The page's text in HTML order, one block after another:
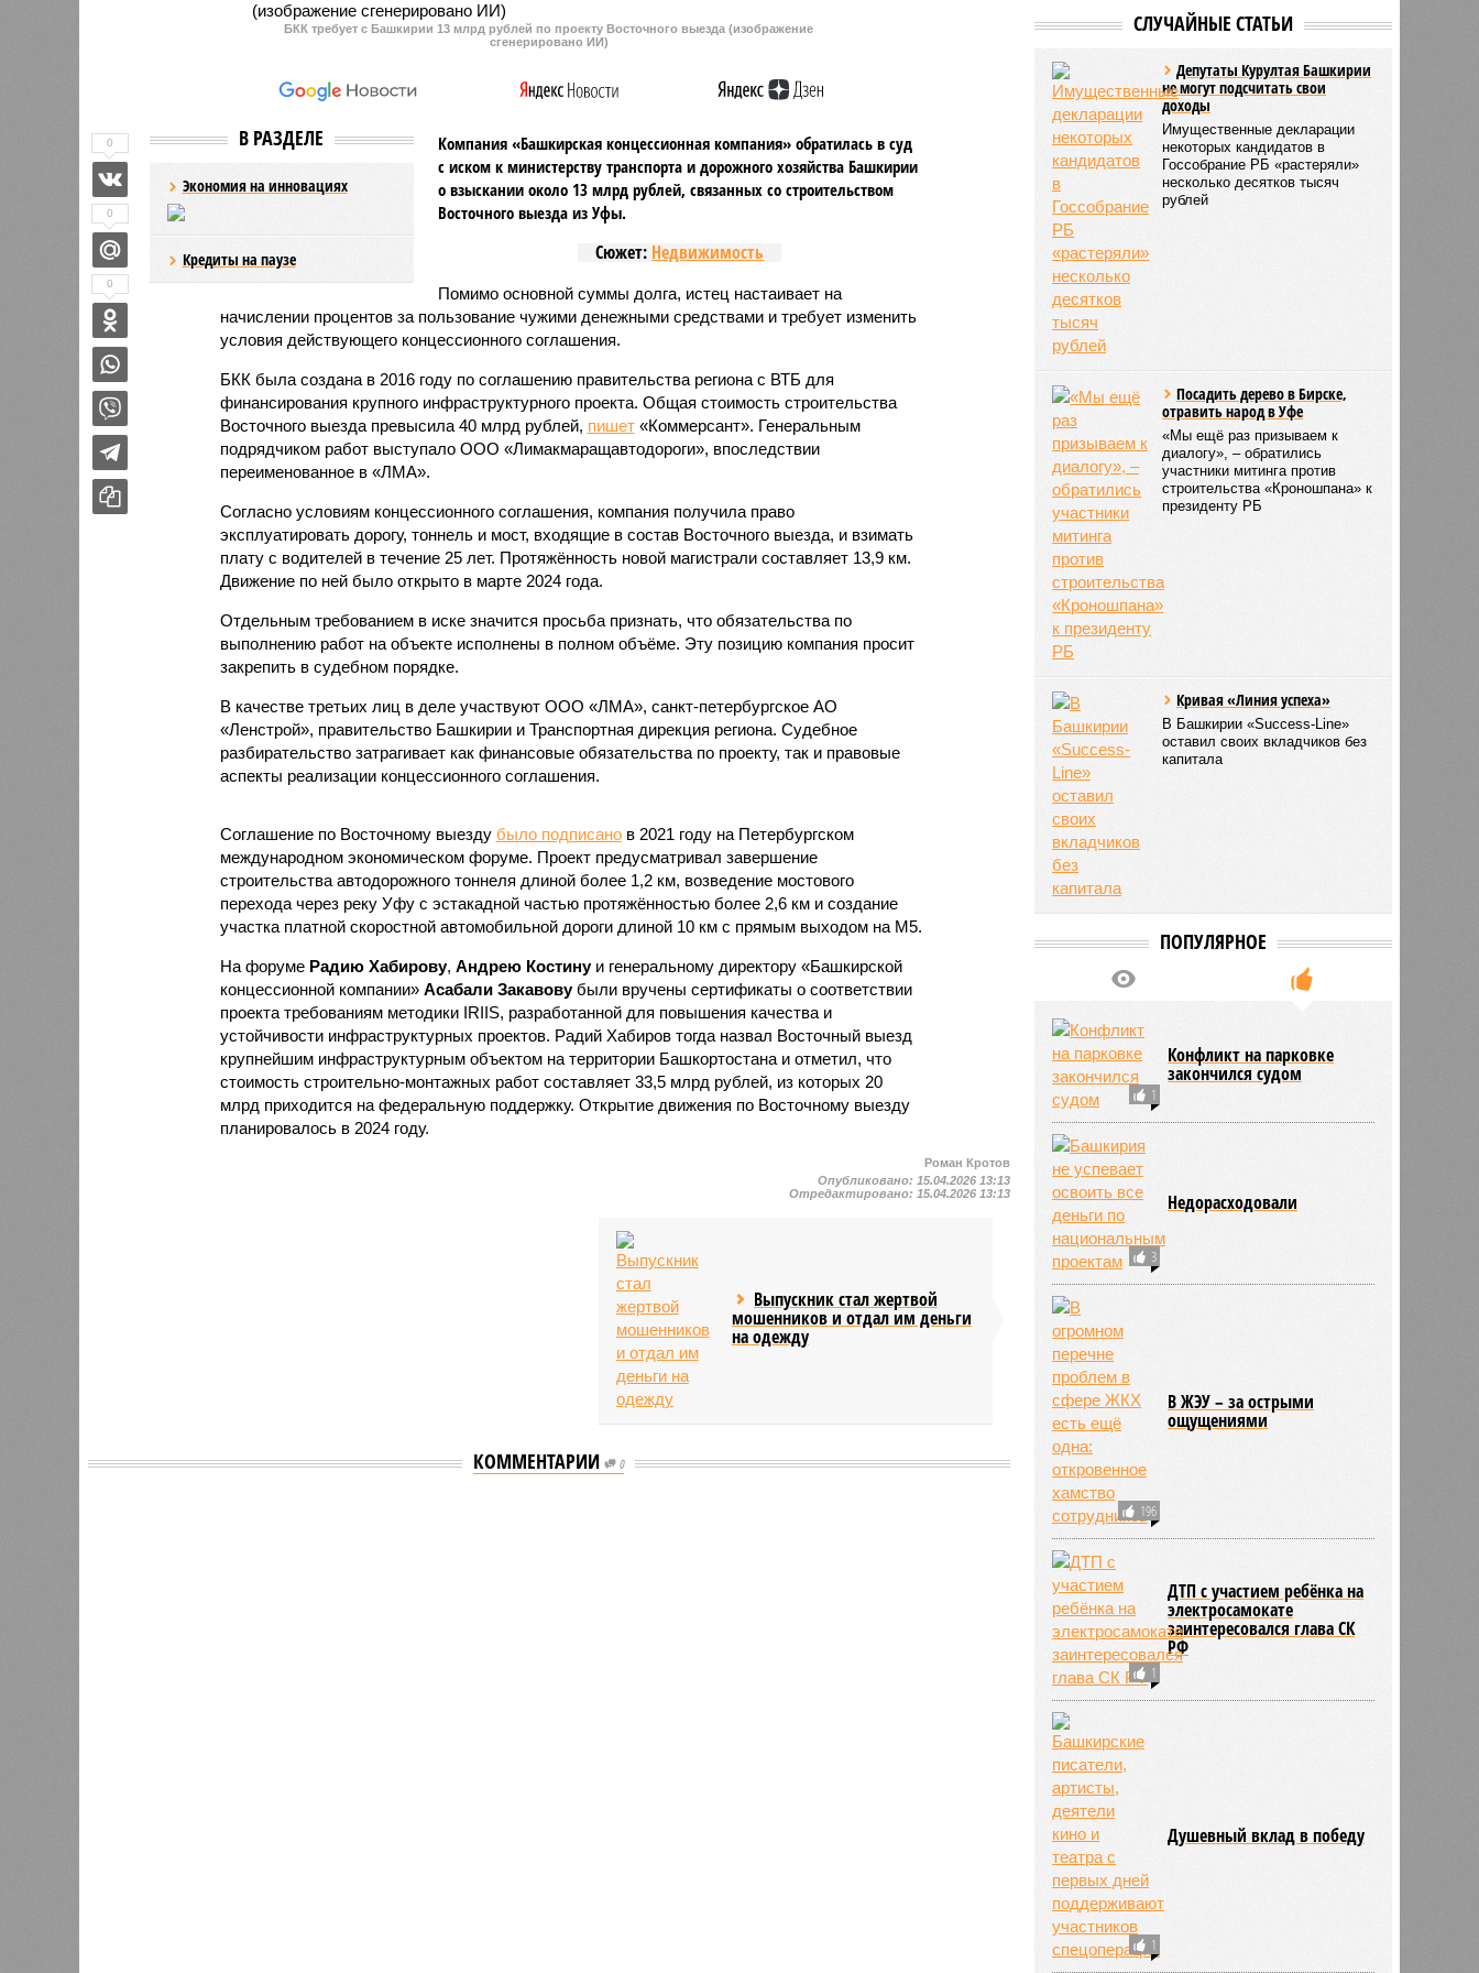
БКК требует с Башкирии 13 млрд рублей по проекту Восточного выезда (изображение
сгенерировано ИИ)
В РАЗДЕЛЕ
Экономия на инновациях
Кредиты на паузе
Компания «Башкирская концессионная компания» обратилась в суд
с иском к министерству транспорта и дорожного хозяйства Башкирии
о взыскании около 13 млрд рублей, связанных со строительством
Восточного выезда из Уфы.
Сюжет: Недвижимость
Помимо основной суммы долга, истец настаивает на
начислении процентов за пользование чужими денежными средствами и требует изменить
условия действующего концессионного соглашения.
БКК была создана в 2016 году по соглашению правительства региона с ВТБ для
финансирования крупного инфраструктурного проекта. Общая стоимость строительства
Восточного выезда превысила 40 млрд рублей, пишет«Коммерсант». Генеральным
подрядчиком работ выступало ООО «Лимакмаращавтодороги», впоследствии
переименованное в «ЛМА».
Согласно условиям концессионного соглашения, компания получила право
эксплуатировать дорогу, тоннель и мост, входящие в состав Восточного выезда, и взимать
плату с водителей в течение 25 лет. Протяжённость новой магистрали составляет 13,9 км.
Движение по ней было открыто в марте 2024 года.
Отдельным требованием в иске значится просьба признать, что обязательства по
выполнению работ на объекте исполнены в полном объёме. Эту позицию компания просит
закрепить в судебном порядке.
В качестве третьих лиц в деле участвуют ООО «ЛМА», санкт-петербургское АО
«Ленстрой», правительство Башкирии и Транспортная дирекция региона. Судебное
разбирательство затрагивает как финансовые обязательства по проекту, так и правовые
аспекты реализации концессионного соглашения.
Соглашение по Восточному выезду было подписанов 2021 году на Петербургском
международном экономическом форуме. Проект предусматривал завершение
строительства автодорожного тоннеля длиной более 1,2 км, возведение мостового
перехода через реку Уфу с эстакадной частью протяжённостью более 2,6 км и создание
участка платной скоростной автомобильной дороги длиной 10 км с прямым выходом на М5.
На форуме Радию Хабирову, Андрею Костинуи генеральному директору «Башкирской
концессионной компании» Асабали Закавовубыли вручены сертификаты о соответствии
проекта требованиям методики IRIIS, разработанной для повышения качества и
устойчивости инфраструктурных проектов. Радий Хабиров тогда назвал Восточный выезд
крупнейшим инфраструктурным объектом на территории Башкортостана и отметил, что
стоимость строительно-монтажных работ составляет 33,5 млрд рублей, из которых 20
млрд приходится на федеральную поддержку. Открытие движения по Восточному выезду
планировалось в 2024 году.
0
0
0
Роман Кротов
Опубликовано: 15.04.2026 13:13
Отредактировано: 15.04.2026 13:13
Выпускник стал жертвой
мошенников и отдал им деньги
на одежду
КОММЕНТАРИИ 0
СЛУЧАЙНЫЕ СТАТЬИ
Депутаты Курултая Башкирии
не могут подсчитать свои
доходы
Имущественные декларации
некоторых кандидатов в
Госсобрание РБ «растеряли»
несколько десятков тысяч
рублей
Посадить дерево в Бирске,
отравить народ в Уфе
«Мы ещё раз призываем к
диалогу», – обратились
участники митинга против
строительства «Кроношпана» к
президенту РБ
Кривая «Линия успеха»
В Башкирии «Success-Line»
оставил своих вкладчиков без
капитала
ПОПУЛЯРНОЕ
1
Конфликт на парковке
закончился судом
3
Недорасходовали
196
В ЖЭУ – за острыми
ощущениями
1
ДТП с участием ребёнка на
электросамокате
заинтересовался глава СК
РФ
1
Душевный вклад в победу